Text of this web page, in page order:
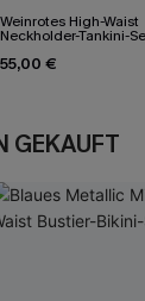
Weinrotes High-Waist
Neckholder-Tankini-
55,00 €
GEKAUFT